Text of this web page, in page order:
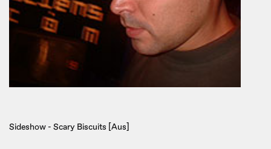
Sideshow - Scary Biscuits [Aus]